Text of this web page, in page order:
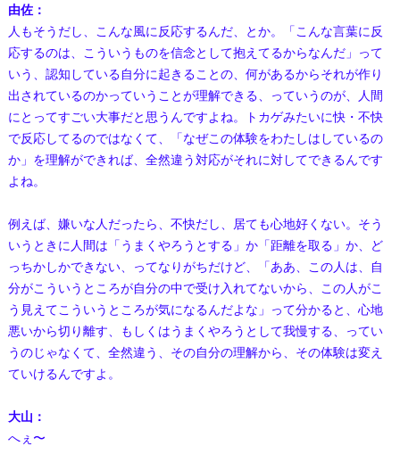
由佐：
人もそうだし、こんな風に反応するんだ、とか。「こんな言葉に反
応するのは、こういうものを信念として抱えてるからなんだ」って
いう、認知している自分に起きることの、何があるからそれが作り
出されているのかっていうことが理解できる、っていうのが、人間
にとってすごい大事だと思うんですよね。トカゲみたいに快・不快
で反応してるのではなくて、「なぜこの体験をわたしはしているの
か」を理解ができれば、全然違う対応がそれに対してできるんです
よね。
例えば、嫌いな人だったら、不快だし、居ても心地好くない。そう
いうときに人間は「うまくやろうとする」か「距離を取る」か、ど
っちかしかできない、ってなりがちだけど、「ああ、この人は、自
分がこういうところが自分の中で受け入れてないから、この人がこ
う見えてこういうところが気になるんだよな」って分かると、心地
悪いから切り離す、もしくはうまくやろうとして我慢する、ってい
うのじゃなくて、全然違う、その自分の理解から、その体験は変え
ていけるんですよ。
大山：
へぇ〜